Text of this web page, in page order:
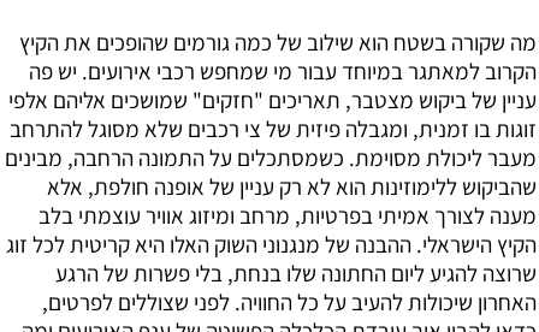
מה שקורה בשטח הוא שילוב של כמה גורמים שהופכים את הקיץ
הקרוב למאתגר במיוחד עבור מי שמחפש רכבי אירועים. יש פה
עניין של ביקוש מצטבר, תאריכים "חזקים" שמושכים אליהם אלפי
זוגות בו זמנית, ומגבלה פיזית של צי רכבים שלא מסוגל להתרחב
מעבר ליכולת מסוימת. כשמסתכלים על התמונה הרחבה, מבינים
שהביקוש ללימוזינות הוא לא רק עניין של אופנה חולפת, אלא
מענה לצורך אמיתי בפרטיות, מרחב ומיזוג אוויר עוצמתי בלב
הקיץ הישראלי. ההבנה של מנגנוני השוק האלו היא קריטית לכל זוג
שרוצה להגיע ליום החתונה שלו בנחת, בלי פשרות של הרגע
האחרון שיכולות להעיב על כל החוויה. לפני שצוללים לפרטים,